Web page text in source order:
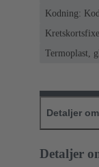
Kodning:
Termoplast,
Detaljer
Detaljer